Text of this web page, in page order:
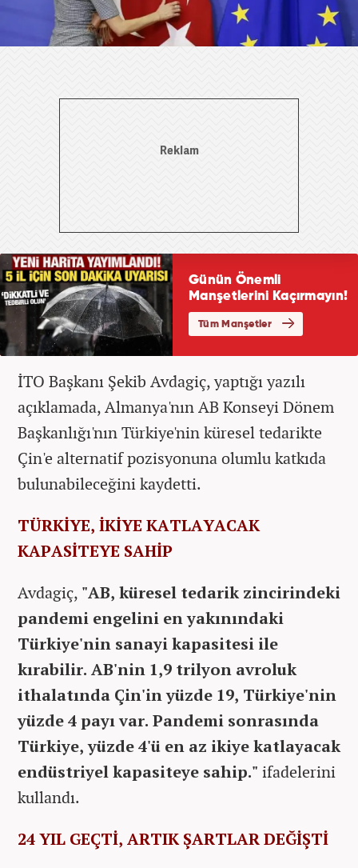
İTO Başkanı Şekib Avdagiç, yaptığı yazılı
açıklamada, Almanya'nın AB Konseyi Dönem
Başkanlığı'nın Türkiye'nin küresel tedarikte
Çin'e alternatif pozisyonuna olumlu katkıda
bulunabileceğini kaydetti.
TÜRKİYE, İKİYE KATLAYACAK
KAPASİTEYE SAHİP
Avdagiç, "AB, küresel tedarik zincirindeki
pandemi engelini en yakınındaki
Türkiye'nin sanayi kapasitesi ile
kırabilir. AB'nin 1,9 trilyon avroluk
ithalatında Çin'in yüzde 19, Türkiye'nin
yüzde 4 payı var. Pandemi sonrasında
Türkiye, yüzde 4'ü en az ikiye katlayacak
endüstriyel kapasiteye sahip." ifadelerini
kullandı.
24 YIL GEÇTİ, ARTIK ŞARTLAR DEĞİŞTİ